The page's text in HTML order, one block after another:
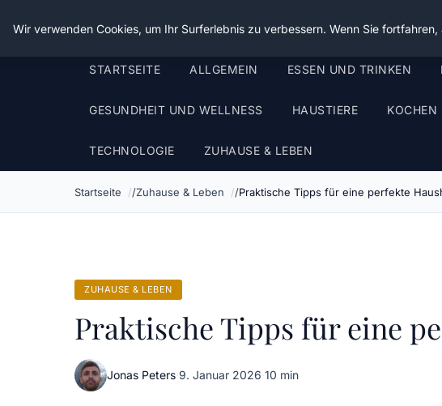
Die Schnitter
STARTSEITE ALLGEMEIN ESSEN UND TRINKEN
GESUNDHEIT UND WELLNESS HAUSTIERE KOCHEN
TECHNOLOGIE ZUHAUSE & LEBEN
Startseite Zuhause & Leben Praktische Tipps für eine perfekte
ZUHAUSE & LEBEN
Praktische Tipps für eine
Jonas Peters·9. Januar 2026·10 min
Wir verwenden Cookies, um Ihr Surferlebnis zu verbessern. Wenn Sie